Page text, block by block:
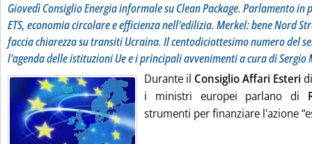
Giovedì Consiglio Energia informale su Clean Package. Parlamento in
ETS, economia circolare e efficienza nell'edilizia. Merkel: bene Nord
faccia chiarezza su transiti Ucraina. Il centodiciottesimo numero del
l'agenda delle istituzioni Ue e i principali avvenimenti a cura di Sergio
Durante il Consiglio Affari Esteri
i ministri europei parlano di
strumenti per finanziare l'azione